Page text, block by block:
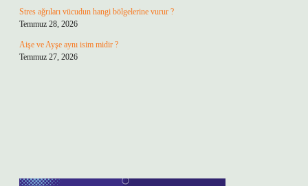
Stres ağrıları vücudun hangi bölgelerine vurur ?
Temmuz 28, 2026
Aişe ve Ayşe aynı isim midir ?
Temmuz 27, 2026